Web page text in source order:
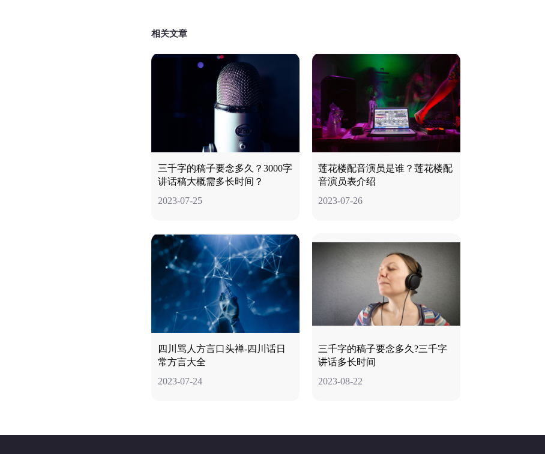
相关文章
三千字的稿子要念多久？3000字
讲话稿大概需多长时间？
2023-07-25
莲花楼配音演员是谁？莲花楼配
音演员表介绍
2023-07-26
四川骂人方言口头禅-四川话日
常方言大全
2023-07-24
三千字的稿子要念多久?三千字
讲话多长时间
2023-08-22